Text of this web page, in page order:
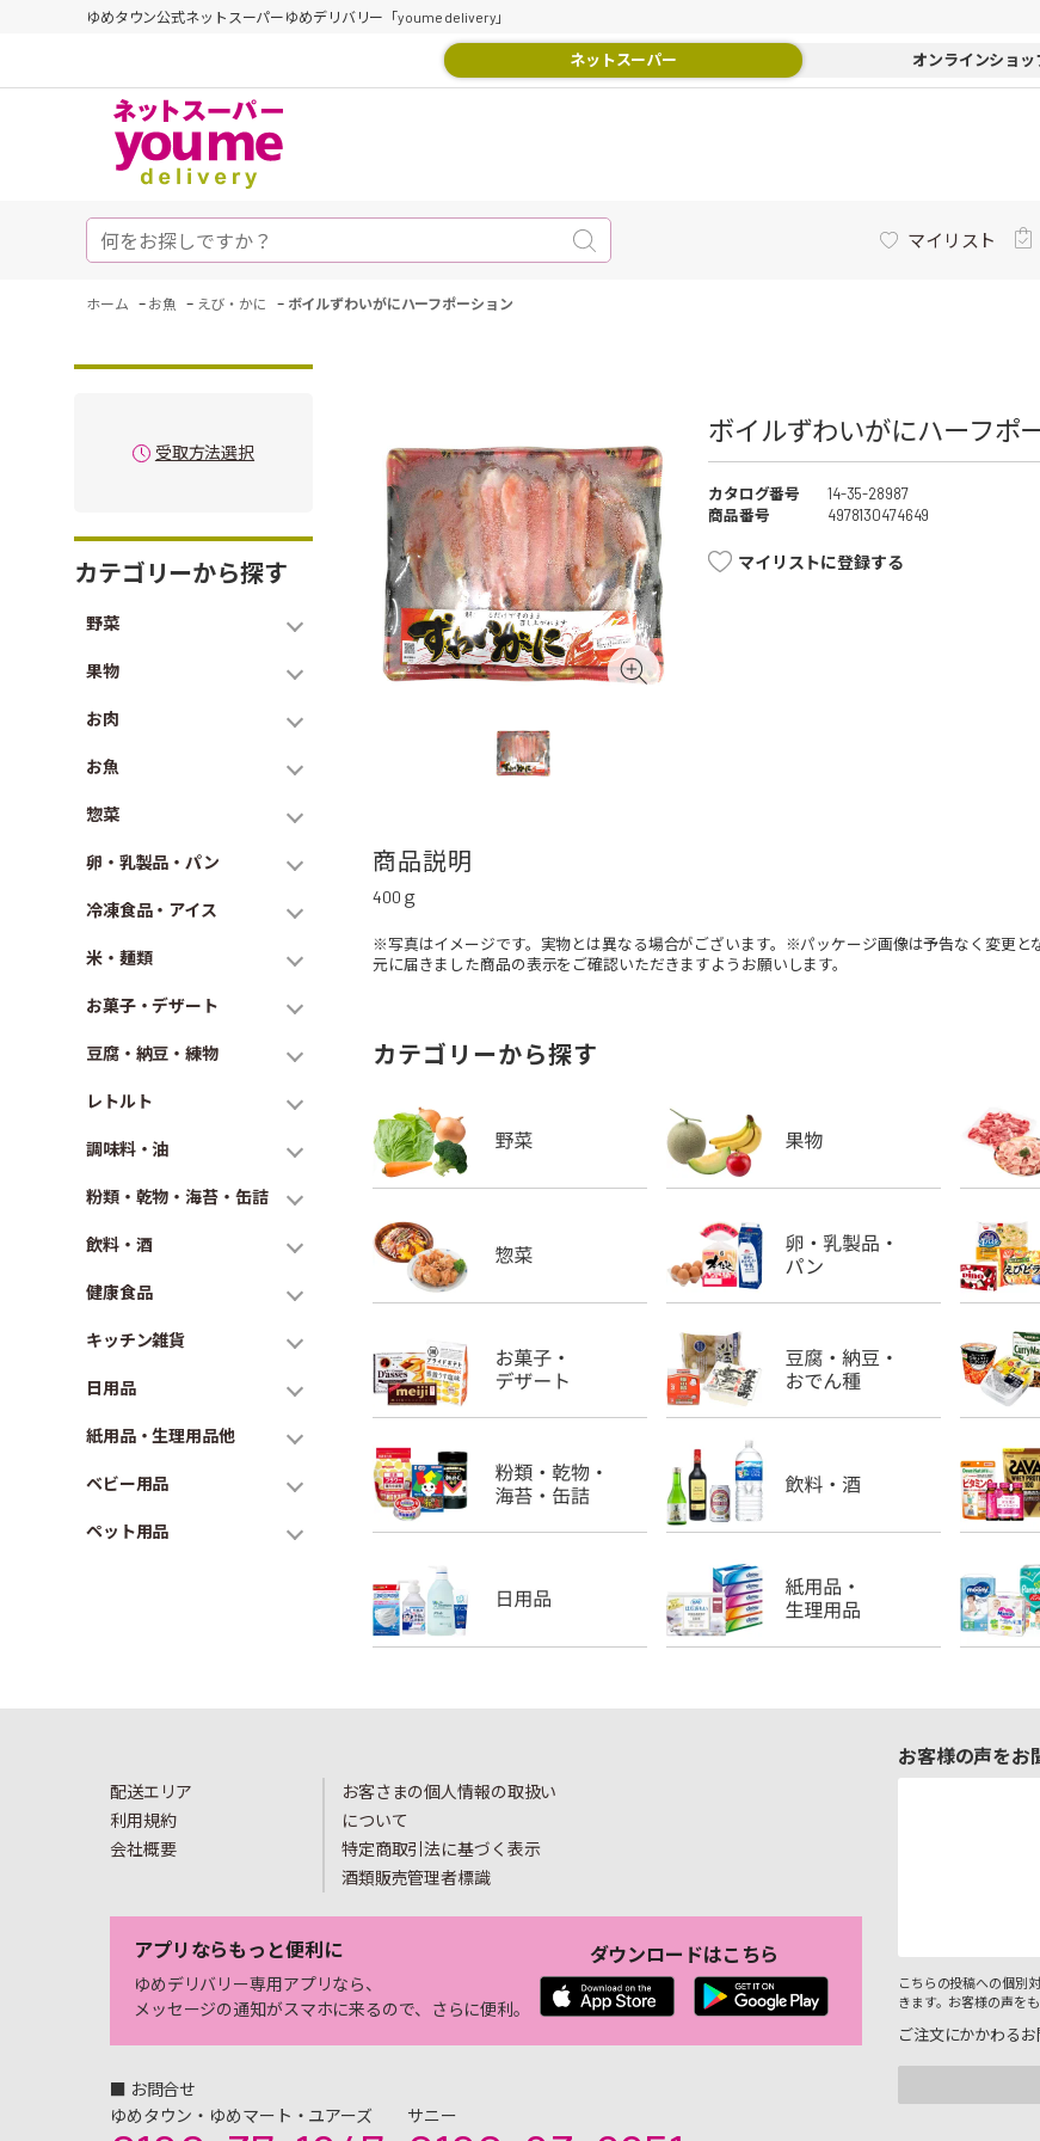
ゆめタウン公式ネットスーパーゆめデリバリー「youme delivery」
ネットスーパー オンラインショッ
マイリスト
ホーム - お魚 - えび・かに - ボイルずわいがにハーフポーション
受取方法選択
カテゴリーから探す
野菜
果物
お肉
お魚
惣菜
卵・乳製品・パン
冷凍食品・アイス
米・麺類
お菓子・デザート
豆腐・納豆・練物
レトルト
調味料・油
粉類・乾物・海苔・缶詰
飲料・酒
健康食品
キッチン雑貨
日用品
紙用品・生理用品他
ベビー用品
ペット用品
ボイルずわいがにハーフポ
カタログ番号
14-35-28987
商品番号
4978130474649
マイリストに登録する
商品説明
400ｇ
※写真はイメージです。実物とは異なる場合がございます。※パッケージ画像は予告なく変更
元に届きました商品の表示をご確認いただきますようお願いします。
カテゴリーから探す
配送エリア
利用規約
会社概要
お客さまの個人情報の取扱い
について
特定商取引法に基づく表示
酒類販売管理者標識
アプリならもっと便利に
ゆめデリバリー専用アプリなら、
メッセージの通知がスマホに来るので、さらに便利。
ダウンロードはこちら
■ お問合せ
ゆめタウン・ゆめマート・ユアーズ
サニー
お客様の声をお
こちらの投稿への個別
きます。お客様の声を
ご注文にかかわる